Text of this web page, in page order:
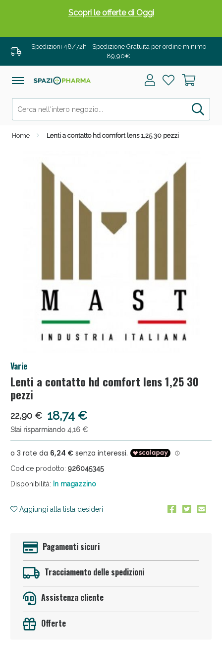
Spedizioni 48/72h - Spedizione Gratuita per ordine minimo
89,90€
Home Lenti a contatto hd comfort lens 1,25 30 pezzi
Varie
Lenti a contatto hd comfort lens 1,25 30
pezzi
22,90 € 18,74 €
Stai risparmiando 4,16 €
Codice prodotto: 926045345
Disponibilità: In magazzino
Aggiungi alla lista desideri
Pagamenti sicuri
Tracciamento delle spedizioni
Assistenza cliente
Offerte
Scopri le offerte di Oggi
Drenanti e Pancia Piatta: Sconti fino al 55% validi
Salini e Multivitaminici: oggi Sconto extra fino al